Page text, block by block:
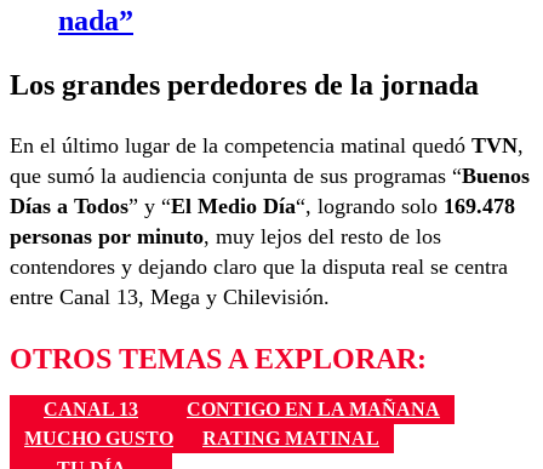
nada”
Los grandes perdedores de la jornada
En el último lugar de la competencia matinal quedó TVN,
que sumó la audiencia conjunta de sus programas “Buenos
Días a Todos” y “El Medio Día“, logrando solo 169.478
personas por minuto, muy lejos del resto de los
contendores y dejando claro que la disputa real se centra
entre Canal 13, Mega y Chilevisión.
OTROS TEMAS A EXPLORAR:
CANAL 13
CONTIGO EN LA MAÑANA
MUCHO GUSTO
RATING MATINAL